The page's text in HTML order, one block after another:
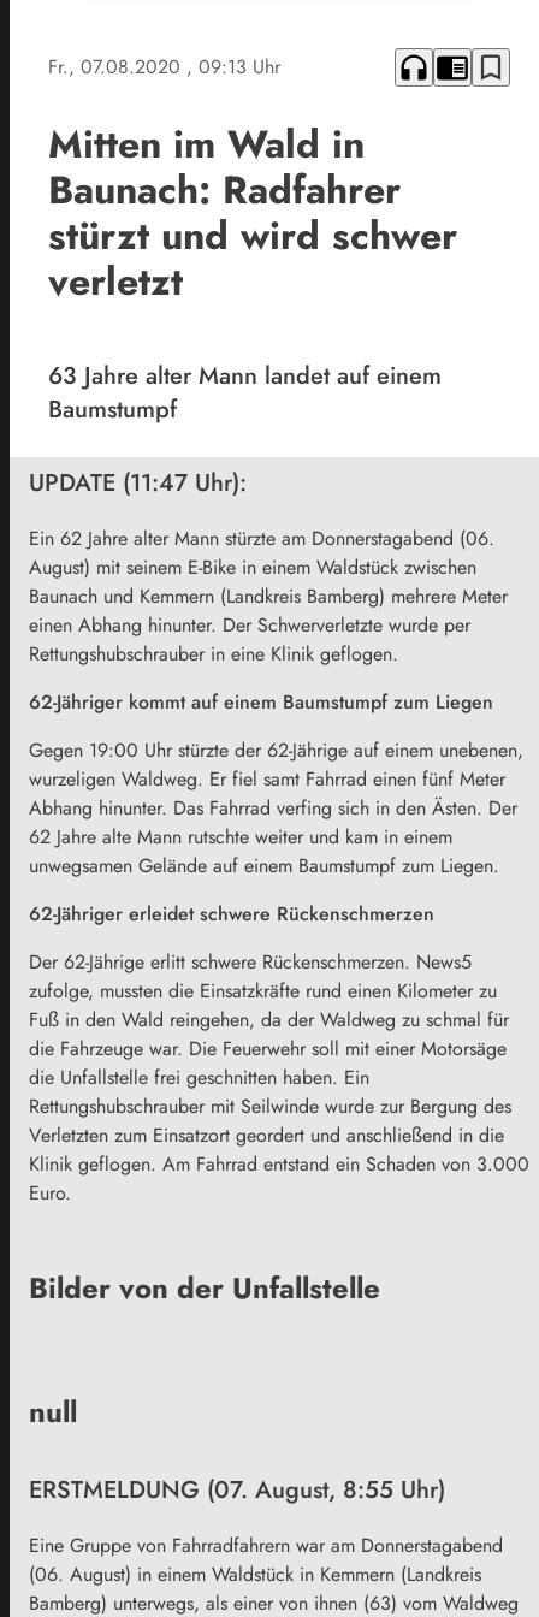
Fr., 07.08.2020 , 09:13 Uhr headphones chrome_reader_mode bookmark_border
Mitten im Wald in
Baunach: Radfahrer
stürzt und wird schwer
verletzt
63 Jahre alter Mann landet auf einem
Baumstumpf
UPDATE (11:47 Uhr):
Ein 62 Jahre alter Mann stürzte am Donnerstagabend (06.
August) mit seinem E-Bike in einem Waldstück zwischen
Baunach und Kemmern (Landkreis Bamberg) mehrere Meter
einen Abhang hinunter. Der Schwerverletzte wurde per
Rettungshubschrauber in eine Klinik geflogen.
62-Jähriger kommt auf einem Baumstumpf zum Liegen
Gegen 19:00 Uhr stürzte der 62-Jährige auf einem unebenen,
wurzeligen Waldweg. Er fiel samt Fahrrad einen fünf Meter
Abhang hinunter. Das Fahrrad verfing sich in den Ästen. Der
62 Jahre alte Mann rutschte weiter und kam in einem
unwegsamen Gelände auf einem Baumstumpf zum Liegen.
62-Jähriger erleidet schwere Rückenschmerzen
Der 62-Jährige erlitt schwere Rückenschmerzen. News5
zufolge, mussten die Einsatzkräfte rund einen Kilometer zu
Fuß in den Wald reingehen, da der Waldweg zu schmal für
die Fahrzeuge war. Die Feuerwehr soll mit einer Motorsäge
die Unfallstelle frei geschnitten haben. Ein
Rettungshubschrauber mit Seilwinde wurde zur Bergung des
Verletzten zum Einsatzort geordert und anschließend in die
Klinik geflogen. Am Fahrrad entstand ein Schaden von 3.000
Euro.
Bilder von der Unfallstelle
null
ERSTMELDUNG (07. August, 8:55 Uhr)
Eine Gruppe von Fahrradfahrern war am Donnerstagabend
(06. August) in einem Waldstück in Kemmern (Landkreis
Bamberg) unterwegs, als einer von ihnen (63) vom Waldweg